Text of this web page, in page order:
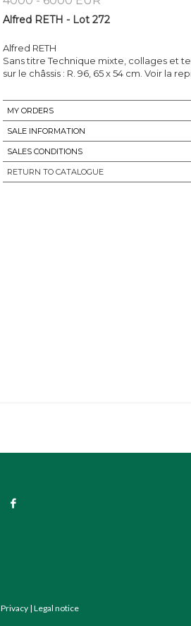
Alfred RETH - Lot 272
Alfred RETH
Sans titre Technique mixte, collages et
sur le châssis : R. 96, 65 x 54 cm. Voir la
MY ORDERS
SALE INFORMATION
SALES CONDITIONS
RETURN TO CATALOGUE
Privacy| Legal notice